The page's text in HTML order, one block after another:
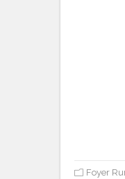
Foyer